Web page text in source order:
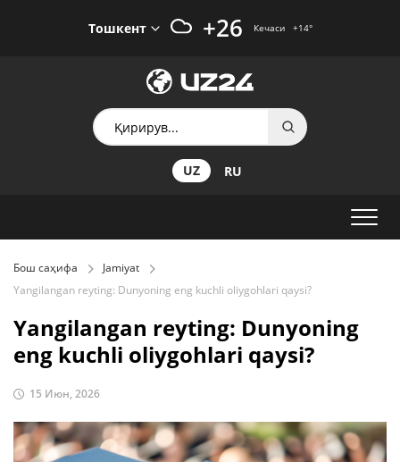
Тошкент +26 Кечаси +14°
UZ RU
Бош саҳифа
Jamiyat
Yangilangan reyting: Dunyoning eng kuchli oliygohlari qaysi?
Yangilangan reyting: Dunyoning
eng kuchli oliygohlari qaysi?
15 Июн, 2026